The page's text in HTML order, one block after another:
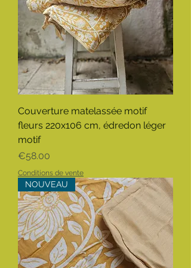
Couverture matelassée motif
fleurs 220x106 cm, édredon léger
motif
Price
€58.00
Conditions de vente
NOUVEAU